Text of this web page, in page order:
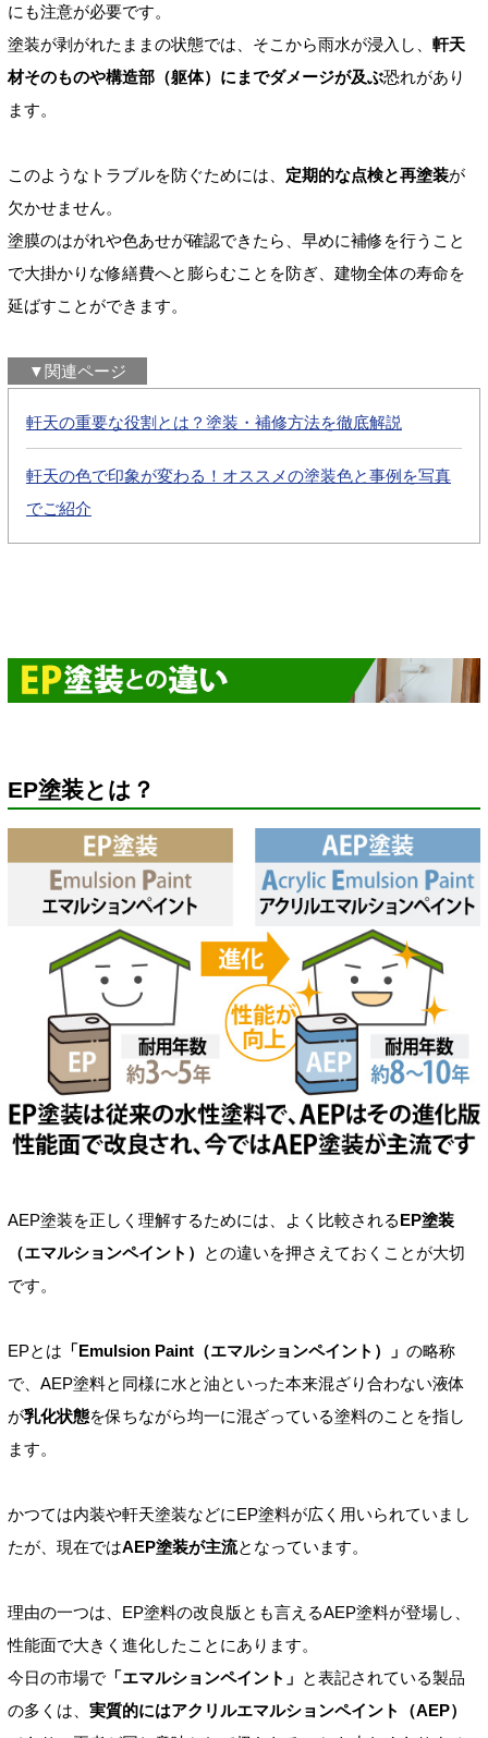
にも注意が必要です。
塗装が剥がれたままの状態では、そこから雨水が浸入し、 軒天
材そのものや構造部（躯体）にまでダメージが及ぶ恐れがあり
ます。
このようなトラブルを防ぐためには、 定期的な点検と再塗装が
欠かせません。
塗膜のはがれや色あせが確認できたら、早めに補修を行うこと
で大掛かりな修繕費へと膨らむことを防ぎ、建物全体の寿命を
延ばすことができます。
▼関連ページ
軒天の重要な役割とは？塗装・補修方法を徹底解説
軒天の色で印象が変わる！オススメの塗装色と事例を写真
でご紹介
EP塗装とは？
AEP塗装を正しく理解するためには、よく比較されるEP塗装
（エマルションペイント）
との違いを押さえておくことが大切
です。
EPとは 「Emulsion Paint（エマルションペイント）」 の略称
で、AEP塗料と同様に水と油といった本来混ざり合わない液体
が乳化状態を保ちながら均一に混ざっている塗料のことを指し
ます。
かつては内装や軒天塗装などにEP塗料が広く用いられていまし
たが、現在ではAEP塗装が主流となっています。
理由の一つは、EP塗料の改良版とも言えるAEP塗料が登場し、
性能面で大きく進化したことにあります。
今日の市場で 「エマルションペイント」 と表記されている製品
の多くは、 実質的にはアクリルエマルションペイント（AEP）